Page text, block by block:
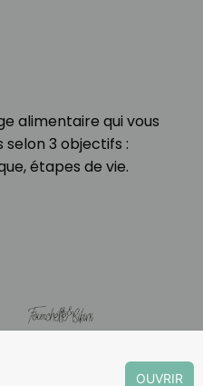
alimentaire qui vous
3 objectifs :
étapes de vie.
OUVRIR